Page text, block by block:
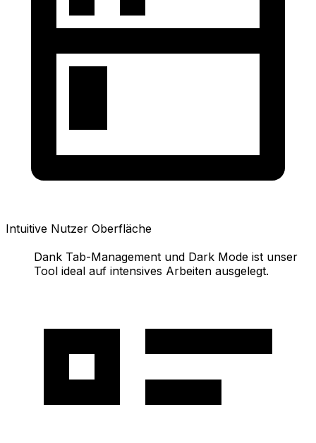
Intuitive Nutzer Oberfläche
Dank Tab-Management und Dark Mode ist unser
Tool ideal auf intensives Arbeiten ausgelegt.